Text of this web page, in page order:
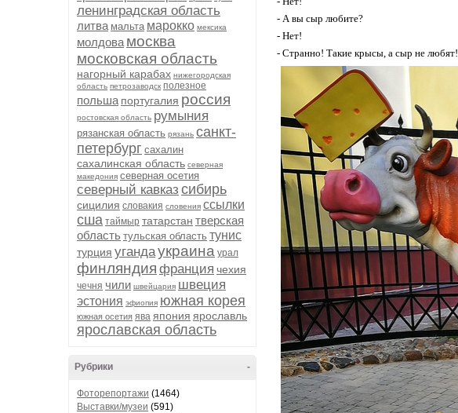
ленинградская область
литва мальта марокко мексика
молдова москва
московская область
нагорный карабах нижегородская
область петрозаводск полезное
польша португалия россия
ростовская область румыния
рязанская область рязань санкт-
петербург сахалин
сахалинская область северная
македония северная осетия
северный кавказ сибирь
сицилия словакия словения ссылки
сша таймыр татарстан тверская
область тульская область тунис
турция угандаукраина урал
финляндия франция чехия
чечня чили швейцария швеция
эстония эфиопия южная корея
южная осетия ява япония ярославль
ярославская область
-
Рубрики
Фоторепортажи (1464)
Выставки/музеи (591)
- А вы сыр любите?
- Нет!
- Странно! Такие крысы, а сыр не любят!